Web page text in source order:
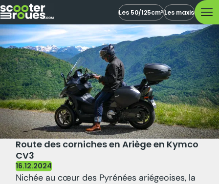
Les 50/125cm³Les maxis
Route des corniches en Ariège en Kymco
CV3
16.12.2024
Nichée au cœur des Pyrénées ariégeoises, la